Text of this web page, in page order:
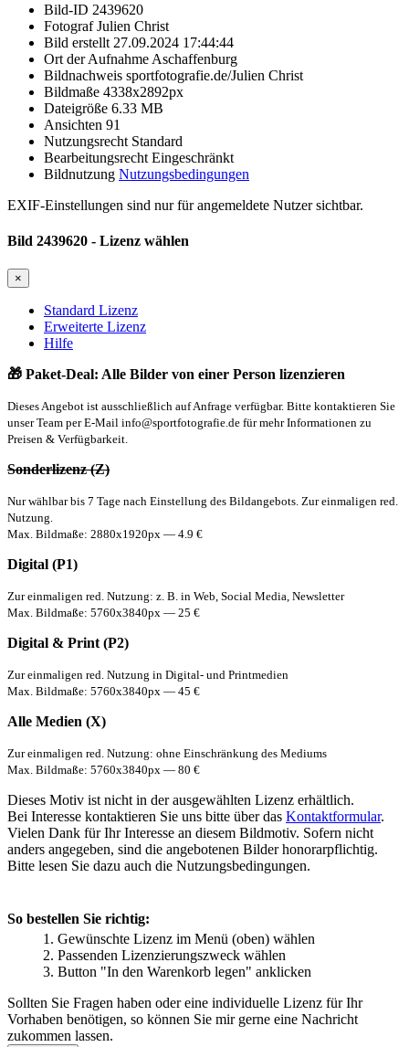
Bild-ID 2439620
Fotograf Julien Christ
Bild erstellt 27.09.2024 17:44:44
Ort der Aufnahme Aschaffenburg
Bildnachweis sportfotografie.de/Julien Christ
Bildmaße 4338x2892px
Dateigröße 6.33 MB
Ansichten 91
Nutzungsrecht Standard
Bearbeitungsrecht Eingeschränkt
Bildnutzung Nutzungsbedingungen
EXIF-Einstellungen sind nur für angemeldete Nutzer sichtbar.
Bild 2439620 - Lizenz wählen
×
Standard Lizenz
Erweiterte Lizenz
Hilfe
🎁 Paket-Deal: Alle Bilder von einer Person lizenzieren
Dieses Angebot ist ausschließlich auf Anfrage verfügbar. Bitte kontaktieren Sie
unser Team per E-Mail info@sportfotografie.de für mehr Informationen zu
Preisen & Verfügbarkeit.
Sonderlizenz (Z)
Nur wählbar bis 7 Tage nach Einstellung des Bildangebots. Zur einmaligen red.
Nutzung.
Max. Bildmaße: 2880x1920px — 4.9 €
Digital (P1)
Zur einmaligen red. Nutzung: z. B. in Web, Social Media, Newsletter
Max. Bildmaße: 5760x3840px — 25 €
Digital & Print (P2)
Zur einmaligen red. Nutzung in Digital- und Printmedien
Max. Bildmaße: 5760x3840px — 45 €
Alle Medien (X)
Zur einmaligen red. Nutzung: ohne Einschränkung des Mediums
Max. Bildmaße: 5760x3840px — 80 €
Dieses Motiv ist nicht in der ausgewählten Lizenz erhältlich.
Bei Interesse kontaktieren Sie uns bitte über das Kontaktformular.
Vielen Dank für Ihr Interesse an diesem Bildmotiv. Sofern nicht
anders angegeben, sind die angebotenen Bilder honorarpflichtig.
Bitte lesen Sie dazu auch die Nutzungsbedingungen.
So bestellen Sie richtig:
Gewünschte Lizenz im Menü (oben) wählen
Passenden Lizenzierungszweck wählen
Button "In den Warenkorb legen" anklicken
Sollten Sie Fragen haben oder eine individuelle Lizenz für Ihr
Vorhaben benötigen, so können Sie mir gerne eine Nachricht
zukommen lassen.